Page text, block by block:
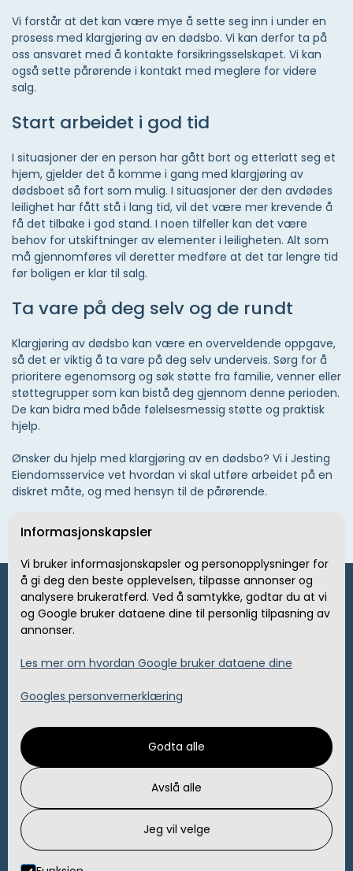
Informasjonskapsler
Vi bruker informasjonskapsler og personopplysninger for
å gi deg den beste opplevelsen, tilpasse annonser og
analysere brukeratferd. Ved å samtykke, godtar du at vi
og Google bruker dataene dine til personlig tilpasning av
annonser.
Les mer om hvordan Google bruker dataene dine
Googles personvernerklæring
Avslå alle
Jeg vil velge
Godta alle
Vi forstår at det kan være mye å sette seg inn i under en
prosess med klargjøring av en dødsbo. Vi kan derfor ta på
oss ansvaret med å kontakte forsikringsselskapet. Vi kan
også sette pårørende i kontakt med meglere for videre
salg.
Start arbeidet i god tid
I situasjoner der en person har gått bort og etterlatt seg et
hjem, gjelder det å komme i gang med klargjøring av
dødsboet så fort som mulig. I situasjoner der den avdødes
leilighet har fått stå i lang tid, vil det være mer krevende å
få det tilbake i god stand. I noen tilfeller kan det være
behov for utskiftninger av elementer i leiligheten. Alt som
må gjennomføres vil deretter medføre at det tar lengre tid
før boligen er klar til salg.
Ta vare på deg selv og de rundt
Klargjøring av dødsbo kan være en overveldende oppgave,
så det er viktig å ta vare på deg selv underveis. Sørg for å
prioritere egenomsorg og søk støtte fra familie, venner eller
støttegrupper som kan bistå deg gjennom denne perioden.
De kan bidra med både følelsesmessig støtte og praktisk
hjelp.
Ønsker du hjelp med klargjøring av en dødsbo? Vi i Jesting
Eiendomsservice vet hvordan vi skal utføre arbeidet på en
diskret måte, og med hensyn til de pårørende.
Ønsker du en befaring?
Kontakt oss
Hjem
Hva vi gjør
Aktuelt